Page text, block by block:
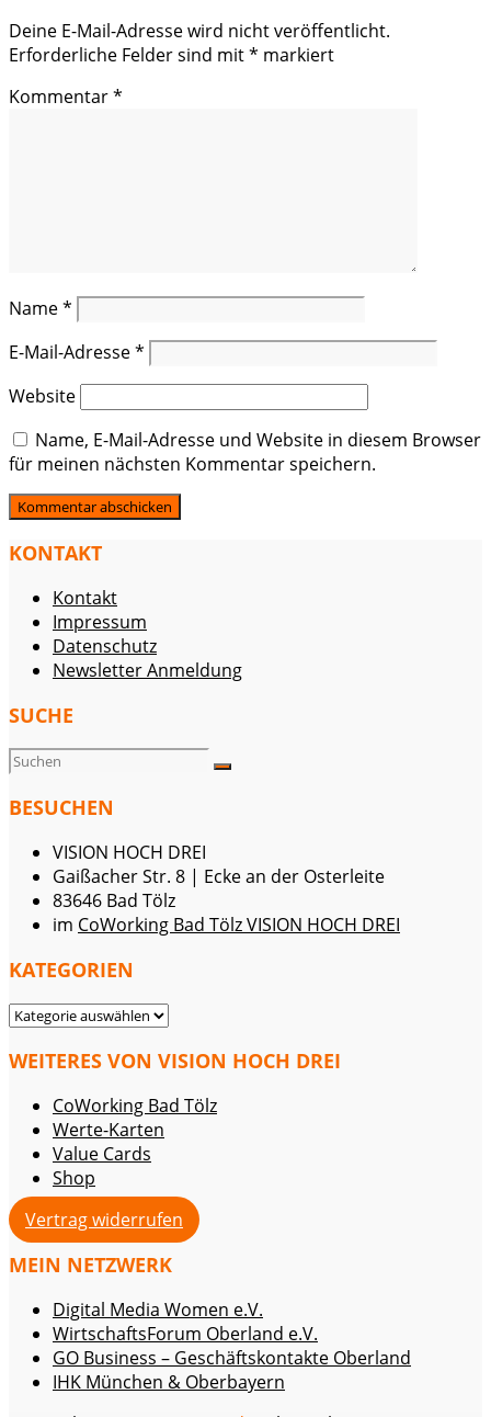
Deine E-Mail-Adresse wird nicht veröffentlicht.
Erforderliche Felder sind mit* markiert
Kommentar*
Name*
E-Mail-Adresse*
Website
Name, E-Mail-Adresse und Website in diesem Browser
für meinen nächsten Kommentar speichern.
KONTAKT
Kontakt
Impressum
Datenschutz
Newsletter Anmeldung
SUCHE
BESUCHEN
VISION HOCH DREI
Gaißacher Str. 8 | Ecke an der Osterleite
83646 Bad Tölz
im CoWorking Bad Tölz VISION HOCH DREI
KATEGORIEN
KATEGORIEN
WEITERES VON VISION HOCH DREI
CoWorking Bad Tölz
Werte-Karten
Value Cards
Shop
Vertrag widerrufen
MEIN NETZWERK
Digital Media Women e.V.
WirtschaftsForum Oberland e.V.
GO Business – Geschäftskontakte Oberland
IHK München & Oberbayern